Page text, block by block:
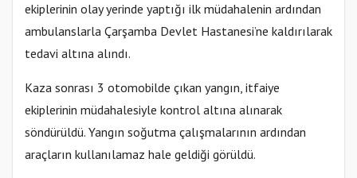
ekiplerinin olay yerinde yaptığı ilk müdahalenin ardından
ambulanslarla Çarşamba Devlet Hastanesi’ne kaldırılarak
tedavi altına alındı.
Kaza sonrası 3 otomobilde çıkan yangın, itfaiye
ekiplerinin müdahalesiyle kontrol altına alınarak
söndürüldü. Yangın soğutma çalışmalarının ardından
araçların kullanılamaz hale geldiği görüldü.